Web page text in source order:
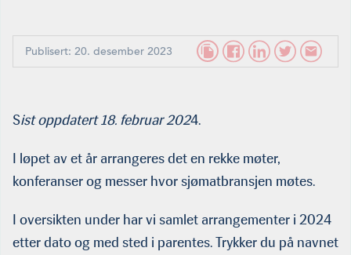
Publisert: 20. desember 2023
Sist oppdatert 18. februar 2024.
I løpet av et år arrangeres det en rekke møter,
konferanser og messer hvor sjømatbransjen møtes.
I oversikten under har vi samlet arrangementer i 2024
etter dato og med sted i parentes. Trykker du på navnet